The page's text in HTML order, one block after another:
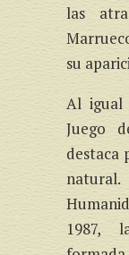
las
su
Al igual
Juego
destaca
natural.
1987,